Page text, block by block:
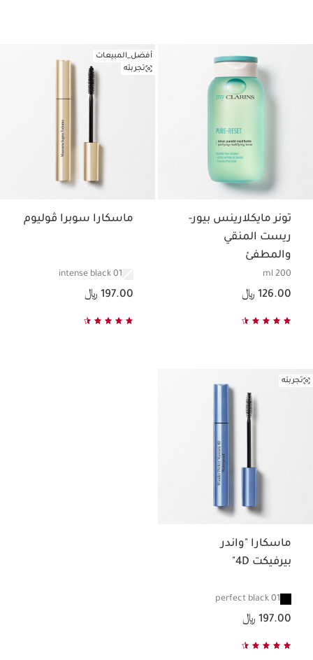
تونر مايكلارينس بيور-
ريست المنقي
والمطفئ
200 ml
السعر الحالي هو 126.00 ﷼
126.00 ﷼
أفضل_المبيعات
تجربته
ماسكارا سوبرا ڤوليوم
01 intense black
السعر الحالي هو 197.00 ﷼
197.00 ﷼
تجربته
ماسكارا "واندر
بيرفيكت 4D"
01 perfect black
السعر الحالي هو 197.00 ﷼
197.00 ﷼